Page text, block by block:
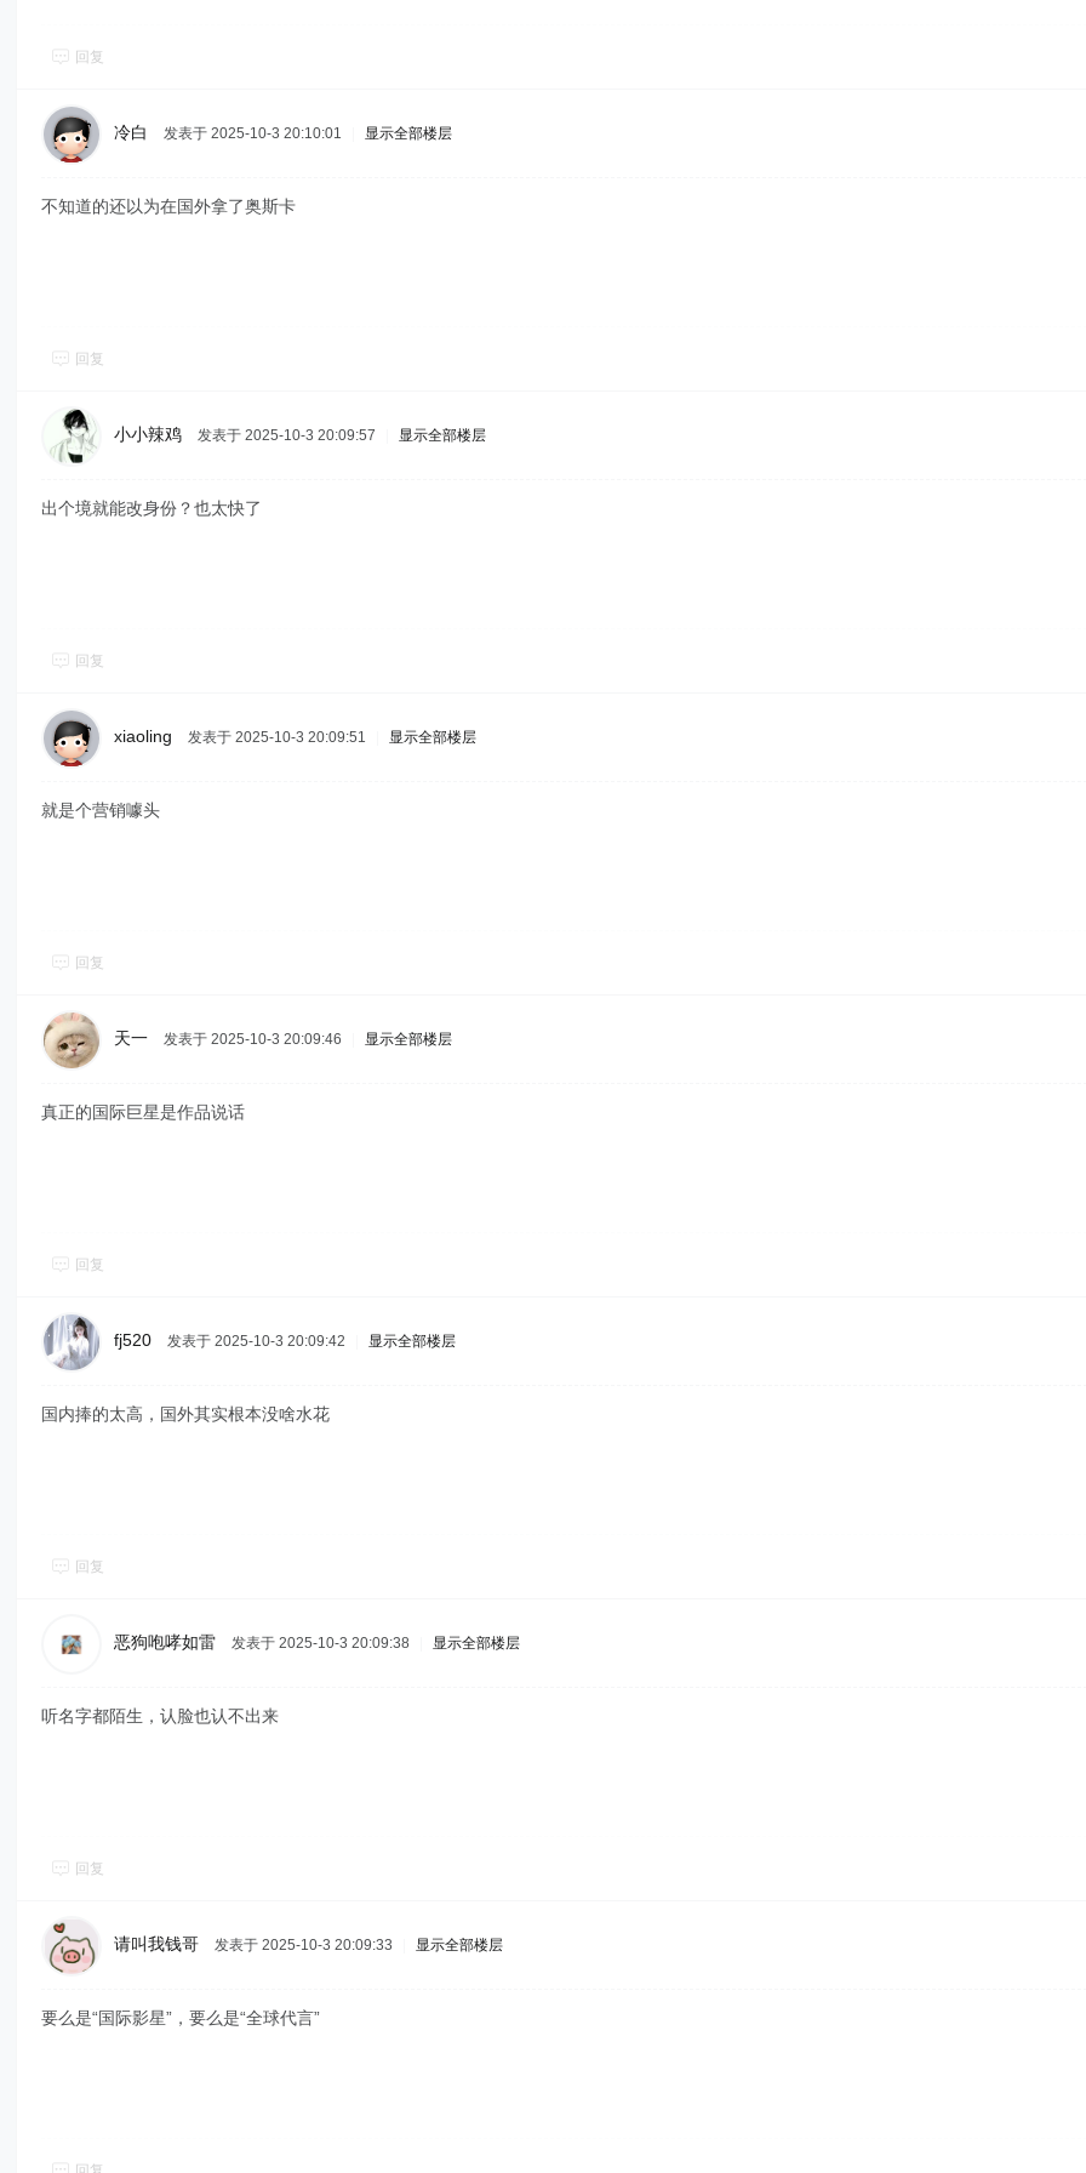
回复
冷白 发表于 2025-10-3 20:10:01 显示全部楼层
不知道的还以为在国外拿了奥斯卡
回复
小小辣鸡 发表于 2025-10-3 20:09:57 显示全部楼层
出个境就能改身份？也太快了
回复
xiaoling 发表于 2025-10-3 20:09:51 显示全部楼层
就是个营销噱头
回复
天一 发表于 2025-10-3 20:09:46 显示全部楼层
真正的国际巨星是作品说话
回复
fj520 发表于 2025-10-3 20:09:42 显示全部楼层
国内捧的太高，国外其实根本没啥水花
回复
恶狗咆哮如雷 发表于 2025-10-3 20:09:38 显示全部楼层
听名字都陌生，认脸也认不出来
回复
请叫我钱哥 发表于 2025-10-3 20:09:33 显示全部楼层
要么是“国际影星”，要么是“全球代言”